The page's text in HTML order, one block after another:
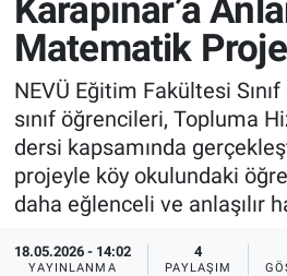
Karapınar’a
Matematik
NEVÜ Eğitim Fakültesi
sınıf öğrencileri, Topluma
dersi kapsamında
projeyle köy okulundaki
daha eğlenceli ve anlaşılır
18.05.2026 - 14:02
YAYINLANMA
4
PAYLAŞIM
Sağlık
Yerel
Genel
Asayiş
İlan - Duyuru- Mesaj
Türkiye Gündemi
Sizden Gelenler
Yaşam
Sağlık
İlan - Duyuru- Mesaj
Türkiye Gündemi
Sizden Gelenler